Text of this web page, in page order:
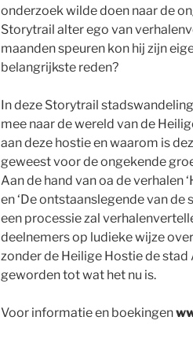
onderzoek wilde doen naar de
Storytrail alter ego van
maanden speuren kon hij zijn
belangrijkste reden?
In deze Storytrail
mee naar de wereld van de
aan deze hostie en waarom is
geweest voor de ongekende
Aan de hand van oa de verhalen
en ‘De ontstaanslegende van de
een processie zal
deelnemers op ludieke wijze
zonder de Heilige Hostie de
geworden tot wat het nu is.
Voor informatie en boekingen